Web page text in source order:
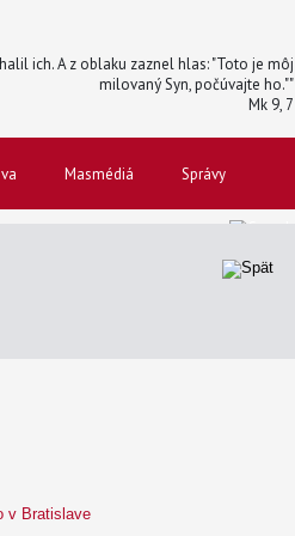
ich. A z oblaku zaznel hlas: "Toto je môj
milovaný Syn, počúvajte ho.""
Mk 9, 7
Masmédiá Správy
v Bratislave